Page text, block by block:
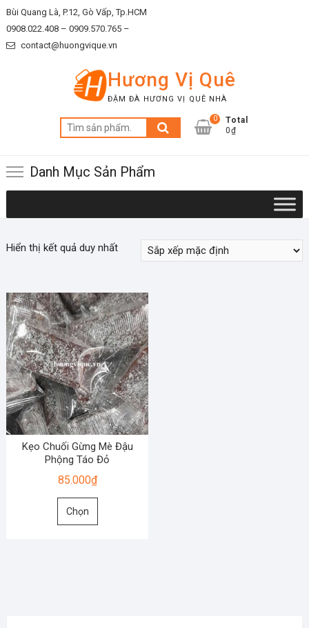
Skip
to
content
Bùi Quang Là, P.12, Gò Vấp, Tp.HCM
0908.022.408 – 0909.570.765 –
contact@huongvique.vn
Hương Vị Quê
ĐẬM ĐÀ HƯƠNG VỊ QUÊ NHÀ
Tìm
kiếm:
0
Total
0₫
Danh Mục Sản Phẩm
Hiển thị kết quả duy nhất
Kẹo Chuối Gừng Mè Đậu
Phộng Táo Đỏ
85.000₫
Chọn
Sản